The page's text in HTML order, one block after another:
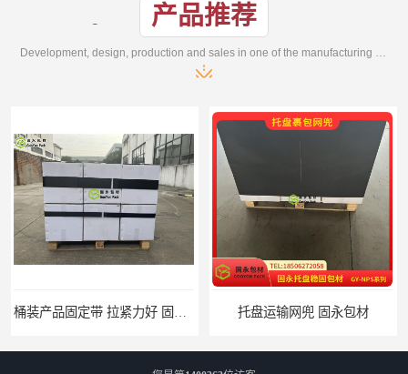
产品推荐
Development, design, production and sales in one of the manufacturing enterprises
桶装产品固定带 拉紧力好 固永包材 托盘运输网兜 固永包材